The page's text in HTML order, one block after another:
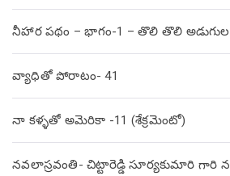
నీహార పథం – భాగం-1 – తొలి తొలి
వ్యాధితో పోరాటం- 41
నా కళ్ళతో అమెరికా -11 (శేక్రమెంటో)
నవలాస్రవంతి- చిట్టారెడ్డి సూర్యకుమారి గారి